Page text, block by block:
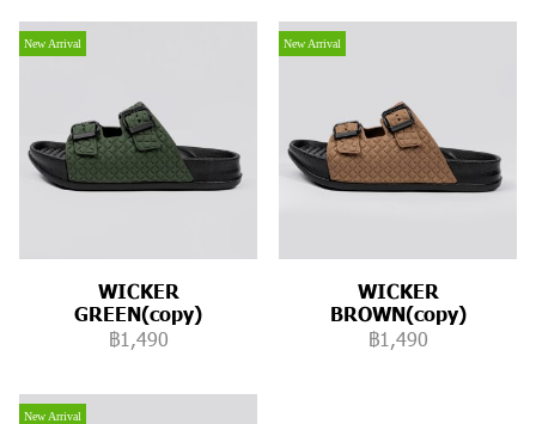
New Arrival
WICKER
GREEN(copy)
฿1,490
New Arrival
WICKER
BROWN(copy)
฿1,490
New Arrival